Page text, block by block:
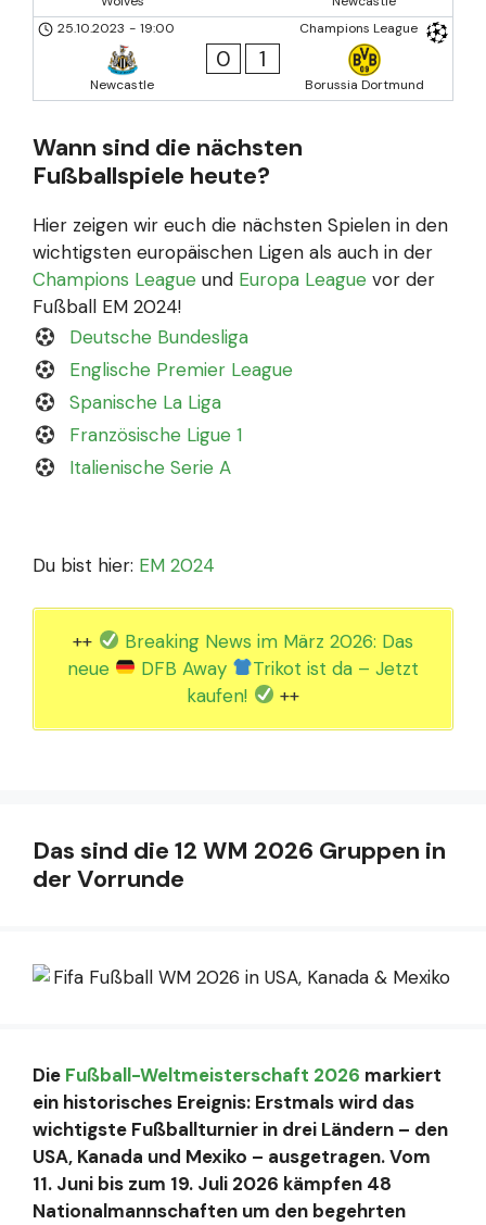
Champions League
25.10.2023 - 19:00
Newcastle
0 1
Borussia Dortmund
Wann sind die nächsten
Fußballspiele heute?
Hier zeigen wir euch die nächsten Spielen in den
wichtigsten europäischen Ligen als auch in der
Champions League und Europa League vor der
Fußball EM 2024!
Deutsche Bundesliga
Englische Premier League
Spanische La Liga
Französische Ligue 1
Italienische Serie A
Du bist hier: EM 2024
++
Breaking News im März 2026: Das
neue
DFB Away
Trikot ist da – Jetzt
kaufen!
++
Das sind die 12 WM 2026 Gruppen in
der Vorrunde
Die Fußball-Weltmeisterschaft 2026 markiert
ein historisches Ereignis: Erstmals wird das
wichtigste Fußballturnier in drei Ländern – den
USA, Kanada und Mexiko – ausgetragen. Vom
11. Juni bis zum 19. Juli 2026 kämpfen 48
Nationalmannschaften um den begehrten